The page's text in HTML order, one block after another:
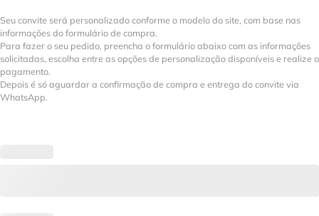
Seu convite será personalizado conforme o modelo do site, com base nas
informações do formulário de compra.
Para fazer o seu pedido, preencha o formulário abaixo com as informações
solicitadas, escolha entre as opções de personalização disponíveis e realize o
pagamento.
Depois é só aguardar a confirmação de compra e entrega do convite via
WhatsApp.